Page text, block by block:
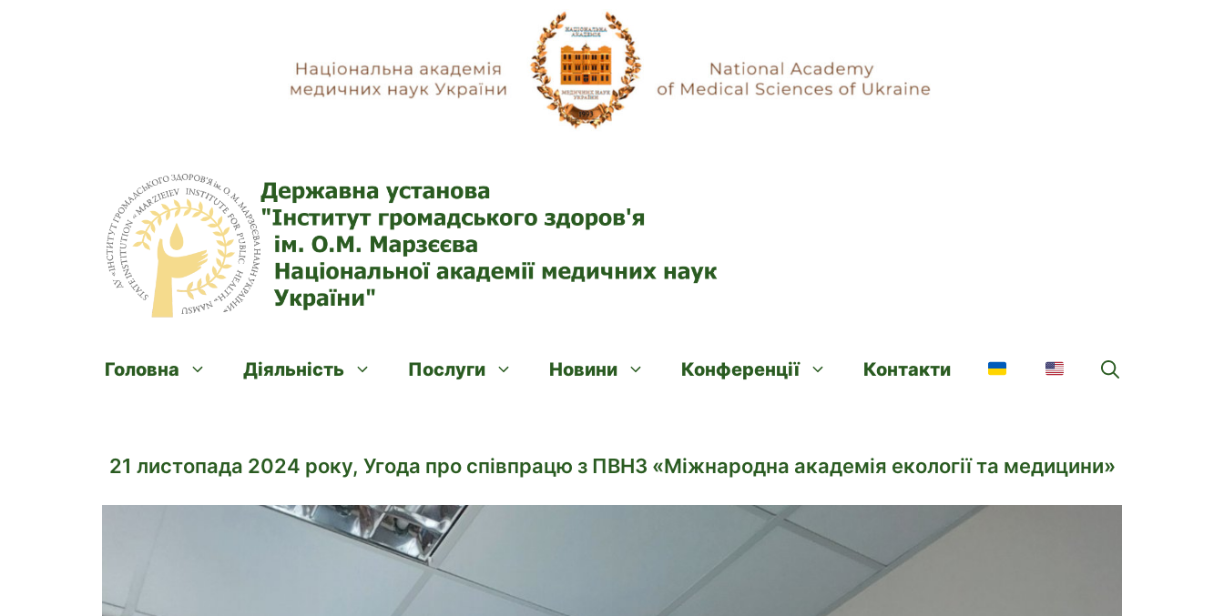
Головна Діяльність Послуги Новини Конференції Контакти
21 листопада 2024 року, Угода про співпрацю з ПВНЗ «Міжнародна академія екології та медицини»